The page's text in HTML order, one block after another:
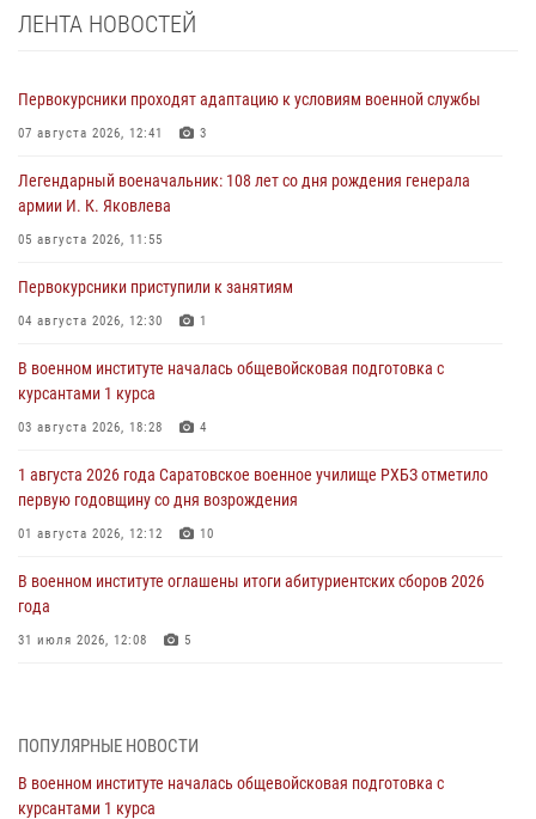
ЛЕНТА НОВОСТЕЙ
Первокурсники проходят адаптацию к условиям военной службы
07 августа 2026, 12:41 3
Легендарный военачальник: 108 лет со дня рождения генерала
армии И. К. Яковлева
05 августа 2026, 11:55
Первокурсники приступили к занятиям
04 августа 2026, 12:30 1
В военном институте началась общевойсковая подготовка с
курсантами 1 курса
03 августа 2026, 18:28 4
1 августа 2026 года Саратовское военное училище РХБЗ отметило
первую годовщину со дня возрождения
01 августа 2026, 12:12 10
В военном институте оглашены итоги абитуриентских сборов 2026
года
31 июля 2026, 12:08 5
29 июля 2026, 06:45 2
29 июля 2026 года курсанты военного института успешно сдали
ПОПУЛЯРНЫЕ НОВОСТИ
В военном институте началась общевойсковая подготовка с
курсантами 1 курса